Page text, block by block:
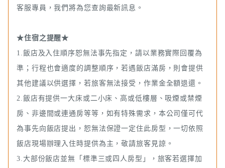
客服專員，我們將為您查詢最新訊息。
★住宿之提醒★
1.飯店及入住順序恕無法事先指定，請以業務實際回覆為
準；行程也會適度的調整順序，若遇飯店滿房，則會提供
其他建議以供選擇，若旅客無法接受，作業金全額退還。
2.飯店有提供一大床或二小床、高或低樓層、吸煙或禁煙
房、非邊間或連通房等等，如有特殊需求，本公司僅可代
為事先向飯店提出，恕無法保證一定住此房型，一切依照
飯店現場辦理入住時提供為主，敬請旅客見諒。
3.大部份飯店並無「標準三或四人房型」，旅客若選擇加